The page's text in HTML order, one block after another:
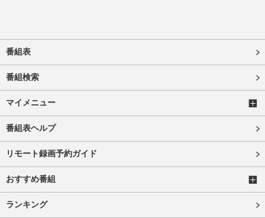
番組表
番組検索
マイメニュー
番組表ヘルプ
リモート録画予約ガイド
おすすめ番組
ランキング